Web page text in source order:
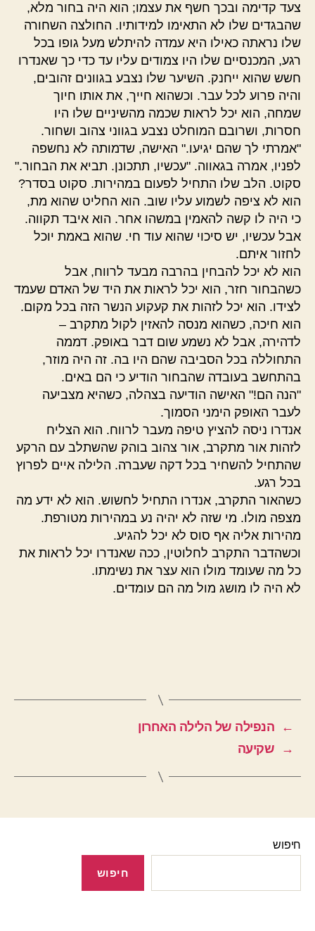
צעד קדימה ובכך חשף את עצמו; הוא היה בחור מלא,
שהבגדים שלו לא התאימו למידותיו. החולצה השחורה
שלו נראתה כאילו היא עמדה להיתלש מעל גופו בכל
רגע, המכנסיים שלו היו צמודים עליו עד כדי כך שאנדרו
חשש שהוא ייחנק. השיער שלו נצבע בגוונים זהובים,
והיה פרוע לכל עבר. וכשהוא חייך, את אותו חיוך
שמחה, הוא יכל לראות שכמה מהשיניים שלו היו
חסרות, ושרובם המוחלט נצבע בגווני צהוב ושחור.
"אמרתי לך שהם יגיעו." האישה, שדמותה לא נחשפה
לפניו, אמרה בגאווה. "עכשיו, תתכונן. תביא את הבחור."
סקוט. הלב שלו התחיל לפעום במהירות. סקוט בסדר?
הוא לא ציפה לשמוע עליו שוב. הוא החליט שהוא מת,
כי היה לו קשה להאמין במשהו אחר. הוא איבד תקווה.
אבל עכשיו, יש סיכוי שהוא עוד חי. שהוא באמת יוכל
לחזור איתם.
הוא לא יכל להבחין בהרבה מבעד לרווח, אבל
כשהבחור חזר, הוא יכל לראות את היד של האדם שעמד
לצידו. הוא יכל לזהות את קעקוע הנשר הזה בכל מקום.
הוא חיכה, כשהוא מנסה להאזין לקול מתקרב –
לדהירה, אבל לא נשמע שום דבר באופק. דממה
התחוללה בכל הסביבה שהם היו בה. זה היה מוזר,
בהתחשב בעובדה שהבחור הודיע כי הם באים.
"הנה הם!" האישה הודיעה בצהלה, כשהיא מצביעה
לעבר האופק הימני הסמוך.
אנדרו ניסה להציץ טיפה מעבר לרווח. הוא הצליח
לזהות אור מתקרב, אור צהוב בוהק שהשתלב עם הרקע
שהתחיל להשחיר בכל דקה שעברה. הלילה איים לפרוץ
בכל רגע.
כשהאור התקרב, אנדרו התחיל לחשוש. הוא לא ידע מה
מצפה מולו. מי שזה לא יהיה נע במהירות מטורפת.
מהירות אליה אף סוס לא יכל להגיע.
וכשהדבר התקרב לחלוטין, ככה שאנדרו יכל לראות את
כל מה שעומד מולו הוא עצר את נשימתו.
לא היה לו מושג מול מה הם עומדים.
←
הנפילה של הלילה האחרון
→
שקיעה
חיפוש
חיפוש